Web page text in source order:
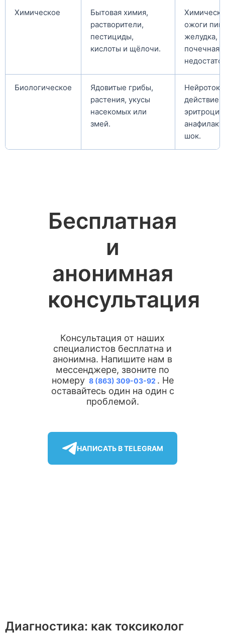
Химическое
Бытовая химия,
растворители,
пестициды,
кислоты и щёлочи.
ожоги
желудка,
почечная
Биологическое
Ядовитые грибы,
растения, укусы
насекомых или
змей.
действие,
шок.
Бесплатная
и
анонимная
консультация
Консультация от наших
специалистов бесплатна и
анонимна. Напишите нам в
мессенджере, звоните по
номеру 8 (863) 309-03-92 . Не
оставайтесь один на один с
проблемой.
НАПИСАТЬ В TELEGRAM
Диагностика: как токсиколог